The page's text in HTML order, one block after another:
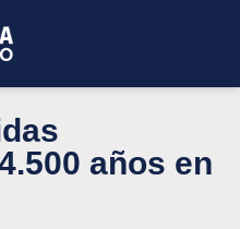
años en